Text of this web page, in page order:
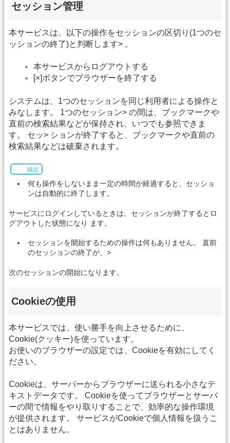
セッション管理
本サービスは、以下の操作をセッションの区切り(1つのセ
ッションの終了)と判断します> 。
本サービスからログアウトする
[×]ボタンでブラウザーを終了する
システムは、1つのセッションを同じ利用者による操作と
みなします。 1つのセッション> の間は、ブックマークや
直前の検索結果などが保持され、いつでも参照できま
す。 セッ> ションが終了すると、ブックマークや直前の
検索結果などは破棄されます。
補足
何も操作をしないまま一定の時間が経過すると、セッショ
ンは自動的に終了します。
サービスにログインしているときは、セッションが終了するとロ
グアウトした状態になり ます。
セッションを開始するための操作は何もありません。 直前
のセッションの終了が、>
次のセッションの開始になります。
Cookieの使用
本サービスでは、使い勝手を向上させるために、
Cookie(クッキー)を使っています。
お使いのブラウザーの設定では、Cookieを有効にしてく
ださい。
Cookieは、サーバーからブラウザーに送られる小さなテ
キストデータです。 Cookieを使ってブラウザーとサーバ
ーの間で情報をやり取りすることで、効率的な操作環境
が提供されます。 サービスがCookieで個人情報を扱うこ
とはありません。